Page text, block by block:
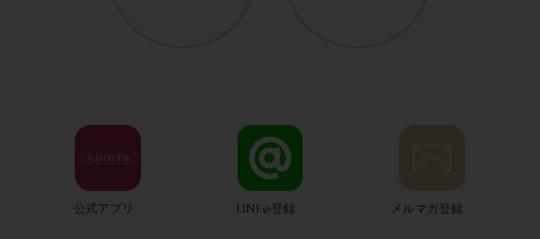
公式アプリ LINE@登録 メルマガ登録